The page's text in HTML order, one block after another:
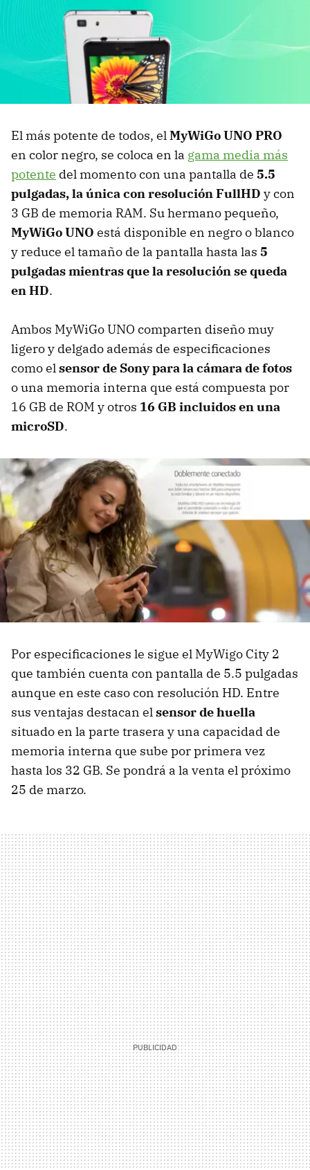
El más potente de todos, elMyWiGo UNO PRO
en color negro, se coloca en la gama media más
potente del momento con una pantalla de 5.5
pulgadas, la única con resolución FullHD y con
3 GB de memoria RAM. Su hermano pequeño,
MyWiGo UNO está disponible en negro o blanco
y reduce el tamaño de la pantalla hasta las 5
pulgadas mientras que la resolución se queda
en HD.
Ambos MyWiGo UNO comparten diseño muy
ligero y delgado además de especificaciones
como elsensor de Sony para la cámara de fotos
o una memoria interna que está compuesta por
16 GB de ROM y otros 16 GB incluidos en una
microSD.
Por especificaciones le sigue el MyWigo City 2
que también cuenta con pantalla de 5.5 pulgadas
aunque en este caso con resolución HD. Entre
sus ventajas destacan elsensor de huella
situado en la parte trasera y una capacidad de
memoria interna que sube por primera vez
hasta los 32 GB. Se pondrá a la venta el próximo
25 de marzo.